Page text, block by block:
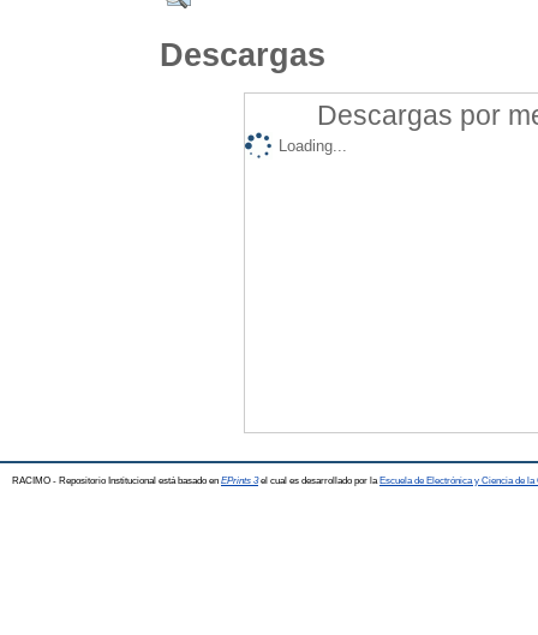
Descargas
Descargas por
Loading...
RACIMO - Repositorio Institucional está basado en EPrints 3el cual es desarrollado por la Escuela de Electrónica y Ciencia de la